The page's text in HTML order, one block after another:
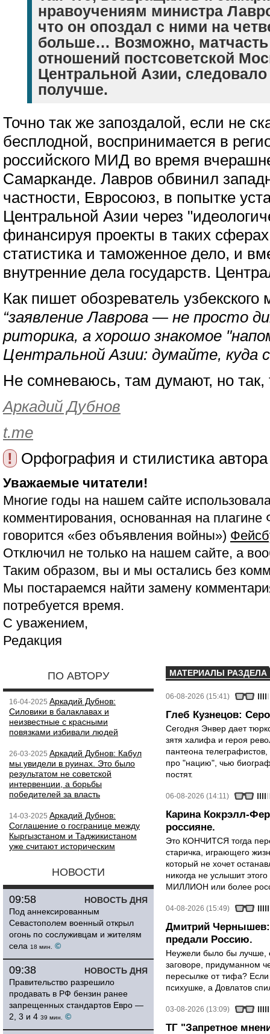
нравоучениям министра
что он опоздал с ними на
больше… Возможно, матчасть
отношений постсоветской
Центральной Азии,
получше.
Точно так же запоздалой, если не
бесплодной, воспринимается в
российского МИД во время
Самарканде. Лавров обвинил
частности, Евросоюз, в попытке
Центральной Азии через
финансируя проекты в таких
статистика и таможенное дело, и
внутренние дела государств.
Как пишет обозреватель
“заявление Лаврова — не просто
риторика, а хорошо знакомое
Центральной Азии: думайте, куда
Не сомневаюсь, там думают, но
Аркадий Дубнов
t.me
!
Орфография и стилистика
Уважаемые читатели!
Многие годы на нашем сайте
комментирования, основанная на
говорится «без объявления войны»)
Отключил не только на нашем сайте, а
Таким образом, вы и мы остались без
Мы постараемся найти замену
потребуется время.
С уважением,
Редакция
ПО АВТОРУ
16-04-2025 Аркадий Дубнов:
Силовики в балаклавах и
неизвестные с красными
повязками избивали людей
26-03-2025 Аркадий Дубнов: Кабул
мы увидели в руинах. Это было
результатом не советской
интервенции, а борьбы
победителей за власть
14-03-2025 Аркадий Дубнов:
Соглашение о госгранице между
Кыргызстаном и Таджикистаном
уже считают историческим
НОВОСТИ
НОВОСТЬ ДНЯ
09:58
Под аннексированным
Севастополем военный открыл
огонь по сослуживцам и жителям
села 18 мин. ©
НОВОСТЬ ДНЯ
09:38
Правительство разрешило
продавать в РФ бензин ранее
запрещенных стандартов Евро —
2, 3 и 4 39 мин. ©
МАТЕРИАЛЫ РАЗДЕЛА
06-08-2026 (15:41)
Глеб Кузнецов:
Сегодня Энвер дает
зятя халифа и героя
пантеона
про "нацию", чью
постят.
06-08-2026 (14:11)
Карина Кокрэлл-
россияне.
Это КОНЧИТСЯ тогда
старичка, играющего
который не хочет
никогда не услышит
МИЛЛИОН или более
04-08-2026 (15:49)
Дмитрий Чернышев:
предали Россию.
Неужели было бы лучше,
заговоре, придуманном
пересылке от тифа?
психушке, а Довлатов
03-08-2026 (13:09)
ТГ "Запретное